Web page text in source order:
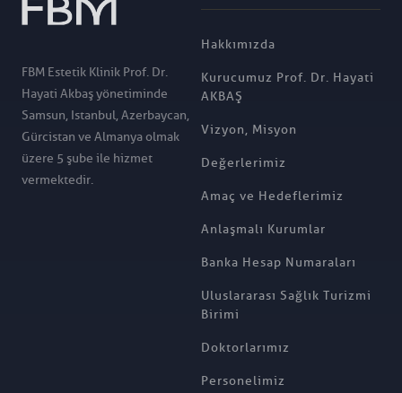
FBM Estetik Klinik Prof. Dr.
Hayati Akbaş yönetiminde
Samsun, Istanbul, Azerbaycan,
Gürcistan ve Almanya olmak
üzere 5 şube ile hizmet
vermektedir.
Hakkımızda
Kurucumuz Prof. Dr. Hayati
AKBAŞ
Vizyon, Misyon
Değerlerimiz
Amaç ve Hedeflerimiz
Anlaşmalı Kurumlar
Banka Hesap Numaraları
Uluslararası Sağlık Turizmi
Birimi
Doktorlarımız
Personelimiz